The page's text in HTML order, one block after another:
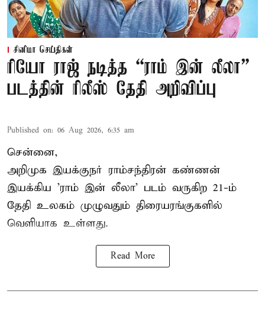
சினிமா செய்திகள்
ரியோ ராஜ் நடித்த “ராம் இன் லீலா”
படத்தின் ரிலீஸ் தேதி அறிவிப்பு
Published on: 06 Aug 2026, 6:35 am
சென்னை,
அறிமுக இயக்குநர் ராம்சந்திரன் கண்ணன்
இயக்கிய 'ராம் இன் லீலா' படம் வருகிற 21-ம்
தேதி உலகம் முழுவதும் திரையரங்குகளில்
வெளியாக உள்ளது.
Read More